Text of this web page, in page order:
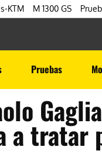
KTM M 1300 GS
Pruebas
a tratar